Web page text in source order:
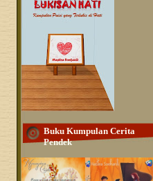
Buku Kumpulan Cerita
Pendek